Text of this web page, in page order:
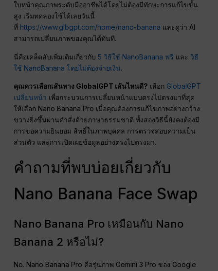
ใบหน้าคุณภาพระดับมืออาชีพได้โดยไม่ต้องมีทักษะการแก้ไขขั้น
สูง เริ่มทดลองใช้ได้เลยวันนี้
ที่ https://www.glbgpt.com/home/nano-banana และดูว่า AI
สามารถเปลี่ยนภาพของคุณได้ทันที.
นี่คือเคล็ดลับเพิ่มเติมเกี่ยวกับ5 วิธีใช้ NanoBanana ฟรี และ วิธี
ใช้ NanoBanana โดยไม่ต้องจ่ายเงิน.
คุณควรเลือกเส้นทาง GlobalGPT เส้นไหนดี? เลือก GlobalGPT
เปลี่ยนหน้า เพื่อกระบวนการเปลี่ยนหน้าแบบตรงไปตรงมาที่สุด
ให้เลือก Nano Banana Pro เมื่อคุณต้องการแก้ไขภาพอย่างกว้าง
ขวางยิ่งขึ้นผ่านคำสั่งด้วยภาษาธรรมชาติ ทั้งสองวิธีนี้ยังคงต้องมี
การขอความยินยอม สิทธิ์ในภาพบุคคล การตรวจสอบความเป็น
ส่วนตัว และการเปิดเผยข้อมูลอย่างตรงไปตรงมา.
คำถามที่พบบ่อยเกี่ยวกับ
Nano Banana Face Swap
Nano Banana Pro เหมือนกับ Nano
Banana 2 หรือไม่?
No. Nano Banana Pro คือรุ่นภาพ Gemini 3 Pro ของ Google